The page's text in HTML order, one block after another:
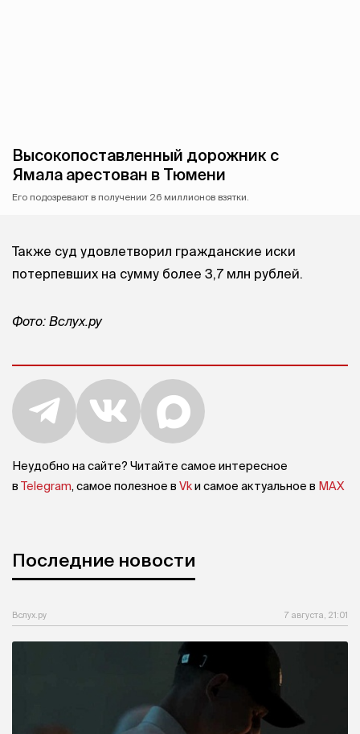
Высокопоставленный дорожник с
Ямала арестован в Тюмени
Его подозревают в получении 26 миллионов взятки.
Также суд удовлетворил гражданские иски
потерпевших на сумму более 3,7 млн рублей.
Фото: Вслух.ру
Неудобно на сайте? Читайте самое интересное
в Telegram, самое полезное в Vkи самое актуальное в MAX
Последние новости
Вслух.ру 7 августа, 21:01